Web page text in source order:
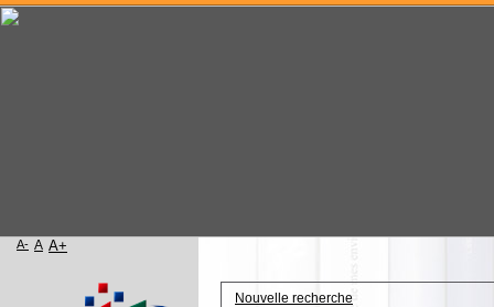
Nouvelle recherche
Accueil
A- A A+